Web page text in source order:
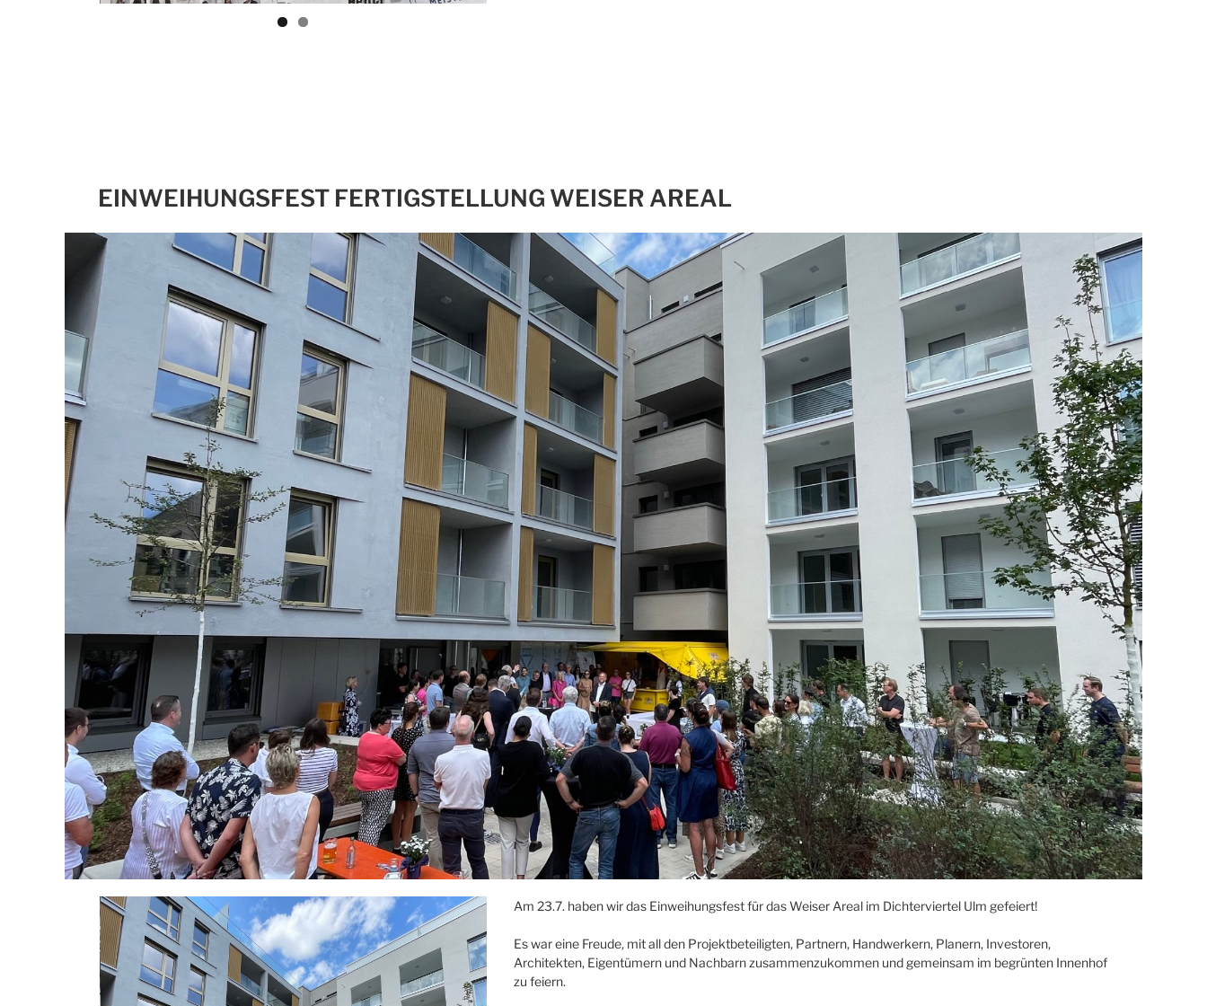
EINWEIHUNGSFEST FERTIGSTELLUNG WEISER AREAL
Am 23.7. haben wir das Einweihungsfest für das Weiser Areal im Dichterviertel Ulm gefeiert!
Es war eine Freude, mit all den Projektbeteiligten, Partnern, Handwerkern, Planern, Investoren,
Architekten, Eigentümern und Nachbarn zusammenzukommen und gemeinsam im begrünten Innenhof
zu feiern.